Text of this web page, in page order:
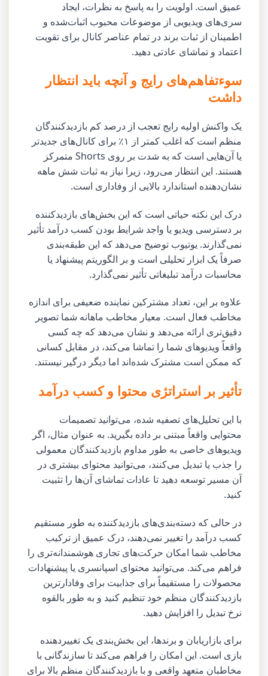
عمیق است. اولویت را به پاسخ به نظرات، ایجاد
سری‌های ویدیویی از موضوعات محبوب اثبات‌شده و
اطمینان از ثبات برند در تمام عناصر کانال برای تقویت
اعتماد و تماشای عادتی دهید.
سوءتفاهم‌های رایج و آنچه باید انتظار
داشت
یک واکنش اولیه رایج تعجب از درصد کم بازدیدکنندگان
منظم است که اغلب کمتر از ۱٪ برای کانال‌های جدیدتر
یا آن‌هایی است که به شدت بر روی Shorts متمرکز
هستند. این انتظار می‌رود، زیرا نیاز به ثبات شش ماهه
نشان‌دهنده استاندارد بالایی از وفاداری است.
درک این نکته حیاتی است که این بخش‌های بازدیدکننده
بر دسترسی ویدیو یا واجد شرایط بودن کسب درآمد تأثیر
نمی‌گذارند. یوتیوب توضیح می‌دهد که این طبقه‌بندی
صرفاً یک ابزار تحلیلی است و بر الگوریتم پیشنهاد یا
محاسبات درآمد تبلیغاتی تأثیر نمی‌گذارد.
علاوه بر این، تعداد مشترکین نماینده ضعیفی برای اندازه
مخاطب فعال است. معیار مخاطب ماهانه شما تصویر
دقیق‌تری ارائه می‌دهد و نشان می‌دهد که چه کسی
واقعاً ویدیوهای شما را تماشا می‌کند، در مقابل کسانی
که ممکن است مشترک شده‌اند اما دیگر درگیر نیستند.
تأثیر بر استراتژی محتوا و کسب درآمد
با این تحلیل‌های تصفیه شده، می‌توانید تصمیمات
محتوایی واقعاً مبتنی بر داده بگیرید. به عنوان مثال، اگر
ویدیوهای خاصی به طور مداوم بازدیدکنندگان معمولی
را جذب یا تبدیل می‌کنند، می‌توانید محتوای بیشتری در
آن مسیر توسعه دهید تا عادات تماشای آن‌ها را تثبیت
کنید.
در حالی که دسته‌بندی‌های بازدیدکننده به طور مستقیم
کسب درآمد را تغییر نمی‌دهند، درک عمیق از ترکیب
مخاطب شما امکان حرکت‌های تجاری هوشمندانه‌تری را
فراهم می‌کند. می‌توانید محتوای اسپانسری یا پیشنهادات
محصولات را مستقیماً برای جذابیت برای وفادارترین
بازدیدکنندگان منظم خود تنظیم کنید و به طور بالقوه
نرخ تبدیل را افزایش دهید.
برای بازاریابان و برندها، این بخش‌بندی یک تغییردهنده
بازی است. این امکان را فراهم می‌کند تا سازندگانی با
مخاطبان متعهد واقعی و با بازدیدکنندگان منظم بالا برای